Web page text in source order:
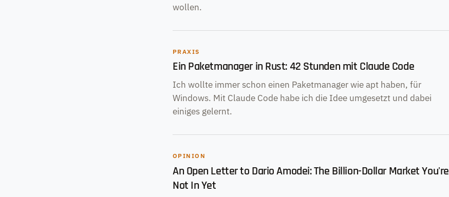
wollen.
PRAXIS
Ein Paketmanager in Rust: 42 Stunden mit Claude Code
Ich wollte immer schon einen Paketmanager wie apt haben, für
Windows. Mit Claude Code habe ich die Idee umgesetzt und dabei
einiges gelernt.
OPINION
An Open Letter to Dario Amodei: The Billion-Dollar Market You're
Not In Yet